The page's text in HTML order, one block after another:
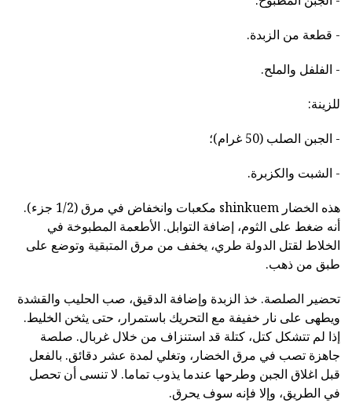
- قطعة من الزبدة.
- الفلفل والملح.
للزينة:
- الجبن الصلب (50 غرام)؛
- الشبت والكزبرة.
هذه الخضار shinkuem مكعبات وانخفاض في مرق (1/2 جزء).
أنه ضغط على الثوم، إضافة التوابل. الأطعمة المطبوخة في
الخلاط لقتل الدولة طري، يخفف من مرق المتبقية وتوضع على
طبق من ذهب.
تحضير الصلصة. خذ الزبدة وإضافة الدقيق، صب الحليب والقشدة
ويطهى على نار خفيفة مع التحريك باستمرار، حتى يثخن الخليط.
إذا لم تتشكل كتل، كتلة قد استنزاف من خلال غربال. صلصة
جاهزة تصب في مرق الخضار، وتغلي لمدة عشر دقائق. بالفعل
قبل اغلاق الجبن وطرحها عندما يذوب تماما. لا تنسى أن تحصل
في الطريق، وإلا فإنه سوف يحرق.